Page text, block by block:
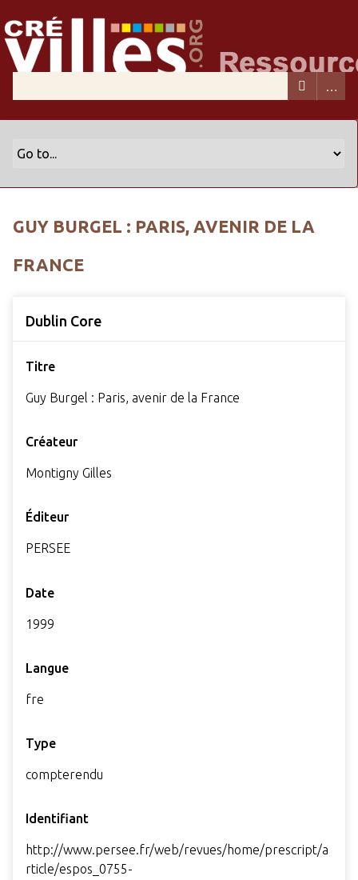
GUY BURGEL : PARIS, AVENIR DE LA
FRANCE
Dublin Core
Titre
Guy Burgel : Paris, avenir de la France
Créateur
Montigny Gilles
Éditeur
PERSEE
Date
1999
Langue
fre
Type
compterendu
Identifiant
http://www.persee.fr/web/revues/home/prescript/a
rticle/espos_0755-